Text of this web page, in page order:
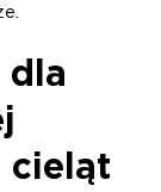
dla
cieląt